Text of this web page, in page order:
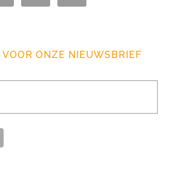
ONZE NIEUWSBRIEF